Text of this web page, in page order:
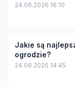
24.06.2026 16:10
Jakie są
ogrodzie?
24.06.2026 14:45